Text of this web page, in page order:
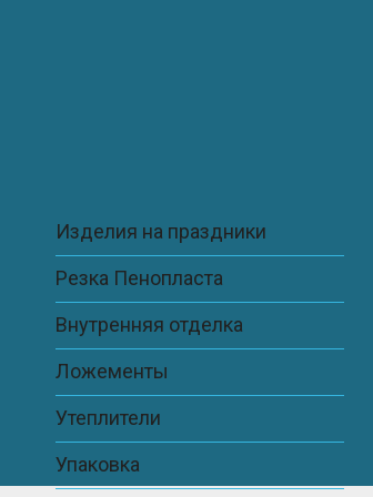
Сохранить моё имя, email и
Изделия на праздники
Резка Пенопласта
Внутренняя отделка
Ложементы
Утеплители
Упаковка